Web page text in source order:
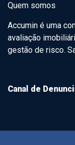
Quem somos
Accumin é uma
avaliação
gestão de risco.
Canal de